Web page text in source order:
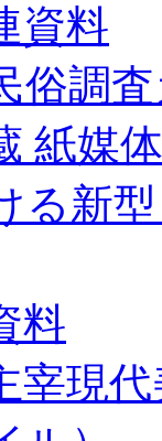
資料
調査
紙媒
る新
料
宰現